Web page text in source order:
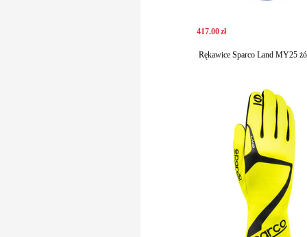
417.00zł
Rękawice Sparco Land MY25